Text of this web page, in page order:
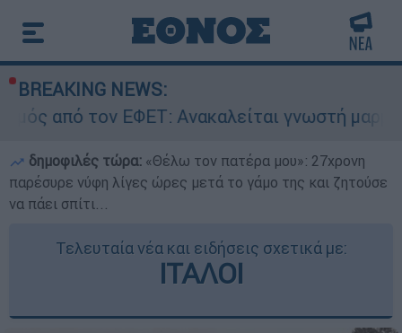
BREAKING NEWS:
Ανακαλείται γνωστή μαρμελάδα -
δημοφιλές τώρα: «Θέλω τον πατέρα μου»: 27χρονη
παρέσυρε νύφη λίγες ώρες μετά το γάμο της και ζητούσε
να πάει σπίτι...
Τελευταία νέα και ειδήσεις σχετικά με:
ΙΤΑΛΟΙ